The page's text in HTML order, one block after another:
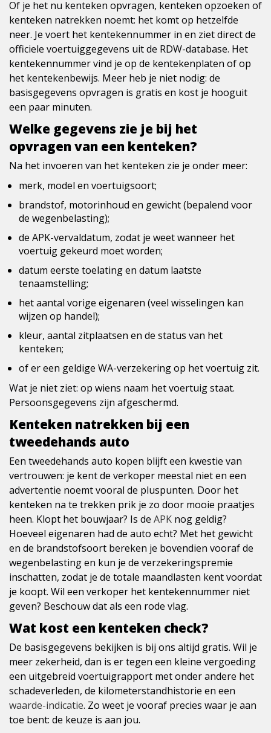
Of je het nu kenteken opvragen, kenteken opzoeken of
kenteken natrekken noemt: het komt op hetzelfde
neer. Je voert het kentekennummer in en ziet direct de
officiele voertuiggegevens uit de RDW-database. Het
kentekennummer vind je op de kentekenplaten of op
het kentekenbewijs. Meer heb je niet nodig: de
basisgegevens opvragen is gratis en kost je hooguit
een paar minuten.
Welke gegevens zie je bij het
opvragen van een kenteken?
Na het invoeren van het kenteken zie je onder meer:
merk, model en voertuigsoort;
brandstof, motorinhoud en gewicht (bepalend voor
de wegenbelasting);
de APK-vervaldatum, zodat je weet wanneer het
voertuig gekeurd moet worden;
datum eerste toelating en datum laatste
tenaamstelling;
het aantal vorige eigenaren (veel wisselingen kan
wijzen op handel);
kleur, aantal zitplaatsen en de status van het
kenteken;
of er een geldige WA-verzekering op het voertuig zit.
Wat je niet ziet: op wiens naam het voertuig staat.
Persoonsgegevens zijn afgeschermd.
Kenteken natrekken bij een
tweedehands auto
Een tweedehands auto kopen blijft een kwestie van
vertrouwen: je kent de verkoper meestal niet en een
advertentie noemt vooral de pluspunten. Door het
kenteken na te trekken prik je zo door mooie praatjes
heen. Klopt het bouwjaar? Is de APK nog geldig?
Hoeveel eigenaren had de auto echt? Met het gewicht
en de brandstofsoort bereken je bovendien vooraf de
wegenbelasting en kun je de verzekeringspremie
inschatten, zodat je de totale maandlasten kent voordat
je koopt. Wil een verkoper het kentekennummer niet
geven? Beschouw dat als een rode vlag.
Wat kost een kenteken check?
De basisgegevens bekijken is bij ons altijd gratis. Wil je
meer zekerheid, dan is er tegen een kleine vergoeding
een uitgebreid voertuigrapport met onder andere het
schadeverleden, de kilometerstandhistorie en een
waarde-indicatie. Zo weet je vooraf precies waar je aan
toe bent: de keuze is aan jou.